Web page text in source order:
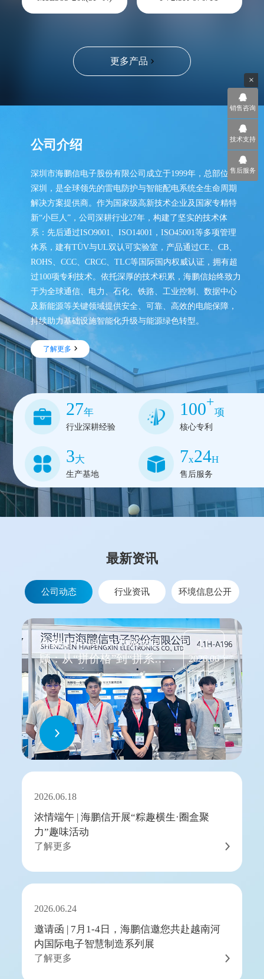
更多产品
公司介绍
深圳市海鹏信电子股份有限公司成立于1999年，总部位于
深圳，是全球领先的雷电防护与智能配电系统全生命周期
解决方案提供商。作为国家级高新技术企业及国家专精特
新“小巨人”，公司深耕行业27年，构建了坚实的技术体
系：先后通过ISO9001、ISO14001，ISO45001等多项管理
体系，建有TÜV与UL双认可实验室，产品通过CE、CB、
ROHS、CCC、CRCC、TLC等国际国内权威认证，拥有超
过100项专利技术。依托深厚的技术积累，海鹏信始终致力
于为全球通信、电力、石化、铁路、工业控制、数据中心
及新能源等关键领域提供安全、可靠、高效的电能保障，
持续助力基础设施智能化升级与能源绿色转型。
了解更多
27年
行业深耕经验
100+
项
核心专利
3大
生产基地
7x24H
售后服务
最新资讯
公司动态 行业资讯 环境信息公开
海鹏信SNEC 2026展会回
顾：从“拼价格”到“拼系
统”，光储融合之下，防雷
技术如何跟上节奏？
11
2026.06
2026.06.18
浓情端午 | 海鹏信开展“粽趣横生·圈盒聚
力”趣味活动
了解更多
2026.06.24
邀请函 | 7月1-4日，海鹏信邀您共赴越南河
内国际电子智慧制造系列展
了解更多
×
销售咨询
技术支持
售后服务